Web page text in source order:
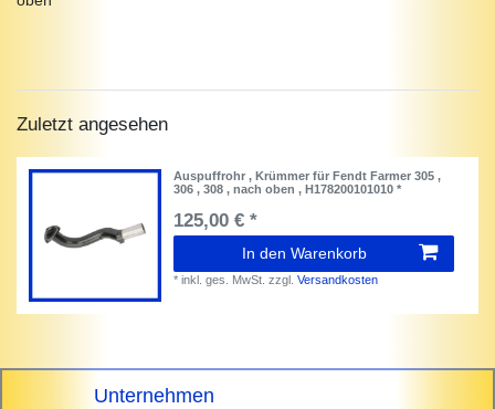
Zuletzt angesehen
Auspuffrohr , Krümmer für Fendt Farmer 305 ,
306 , 308 , nach oben , H178200101010 *
125,00 € *
In den Warenkorb
*inkl. ges. MwSt. zzgl.Versandkosten
Unternehmen